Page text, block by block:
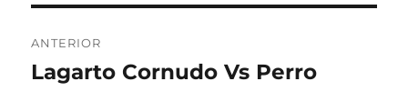
de
ANTERIOR
Entrada
Lagarto Cornudo Vs Perro